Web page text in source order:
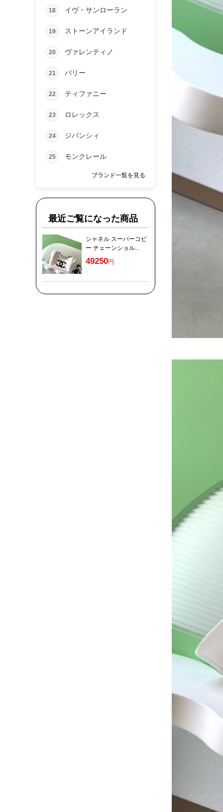
18 イヴ・サンローラン
19 ストーンアイランド
20 ヴァレンティノ
21 バリー
22 ティファニー
23 ロレックス
24 ジバンシィ
25 モンクレール
ブランド一覧を見る
最近ご覧になった商品
シャネル スーパーコピ
ー チェーンショル...
49250円